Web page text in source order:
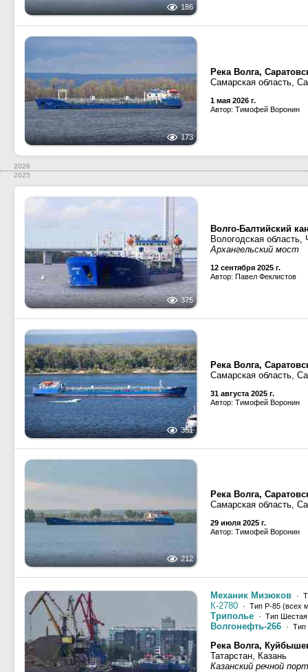
186
173
Река Волга,
Самарская область,
1 мая 2026 г.
Автор: Тимофей Воронин
2026
2025
375
Волго-Балтийский
Вологодская область,
Архангельский мост
12 сентября 2025 г.
Автор: Павел Феклистов
351
Река Волга,
Самарская область,
31 августа 2025 г.
Автор: Тимофей Воронин
212
Река Волга,
Самарская область,
29 июля 2025 г.
Автор: Тимофей Воронин
Механик Мизюков ·
К-2780 · Тип Р-85 (всех
Триполье · Тип Шестая
Волгонефть-266 · Тип
Река Волга,
Татарстан, Казань
Казанский речной